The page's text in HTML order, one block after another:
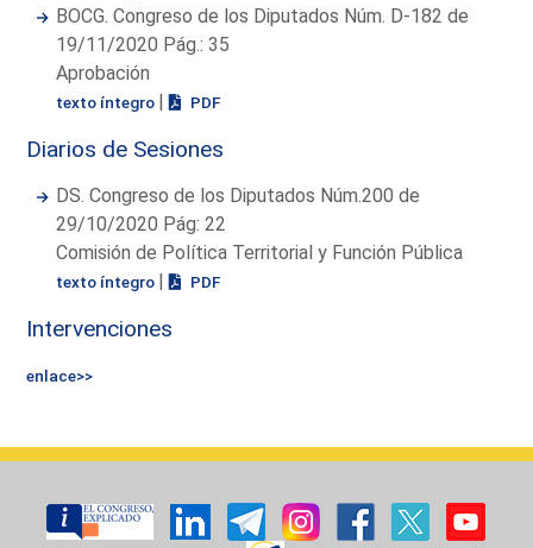
BOCG. Congreso de los Diputados Núm. D-182 de
19/11/2020 Pág.: 35
Aprobación
texto íntegro | PDF
Diarios de Sesiones
DS. Congreso de los Diputados Núm.200 de
29/10/2020 Pág: 22
Comisión de Política Territorial y Función Pública
texto íntegro | PDF
Intervenciones
enlace>>